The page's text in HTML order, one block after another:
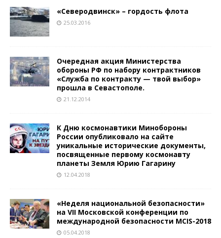
«Северодвинск» – гордость флота
25.03.2016
Очередная акция Министерства
обороны РФ по набору контрактников
«Служба по контракту — твой выбор»
прошла в Севастополе.
21.12.2014
К Дню космонавтики Минобороны
России опубликовало на сайте
уникальные исторические документы,
посвященные первому космонавту
планеты Земля Юрию Гагарину
12.04.2018
«Неделя национальной безопасности»
на VII Московской конференции по
международной безопасности MCIS-2018
05.04.2018